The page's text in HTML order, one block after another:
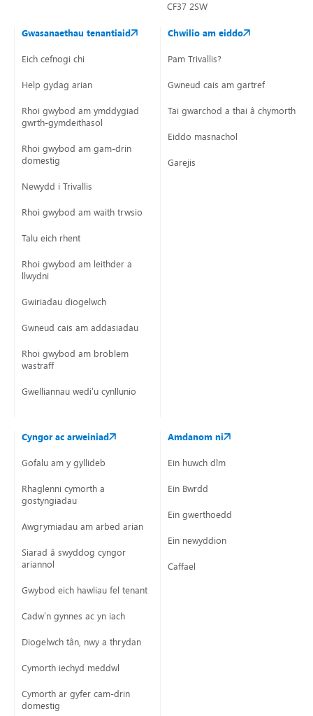
CF37 2SW
Gwasanaethau tenantiaid
Eich cefnogi chi
Help gydag arian
Rhoi gwybod am ymddygiad
gwrth-gymdeithasol
Rhoi gwybod am gam-drin
domestig
Newydd i Trivallis
Rhoi gwybod am waith trwsio
Talu eich rhent
Rhoi gwybod am leithder a
llwydni
Gwiriadau diogelwch
Gwneud cais am addasiadau
Rhoi gwybod am broblem
wastraff
Gwelliannau wedi’u cynllunio
Chwilio am eiddo
Pam Trivallis?
Gwneud cais am gartref
Tai gwarchod a thai â chymorth
Eiddo masnachol
Garejis
Cyngor ac arweiniad
Gofalu am y gyllideb
Rhaglenni cymorth a
gostyngiadau
Awgrymiadau am arbed arian
Siarad â swyddog cyngor
ariannol
Gwybod eich hawliau fel tenant
Cadw’n gynnes ac yn iach
Diogelwch tân, nwy a thrydan
Cymorth iechyd meddwl
Cymorth ar gyfer cam-drin
domestig
Amdanom ni
Ein huwch dîm
Ein Bwrdd
Ein gwerthoedd
Ein newyddion
Caffael